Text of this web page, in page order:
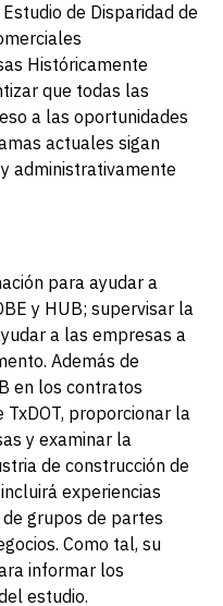
de Disparidad de
Históricamente
que todas las
a las oportunidades
actuales sigan
administrativamente
para ayudar a
y HUB; supervisar la
a las empresas a
Además de
en los contratos
proporcionar la
y examinar la
de construcción de
experiencias
grupos de partes
Como tal, su
informar los
estudio.